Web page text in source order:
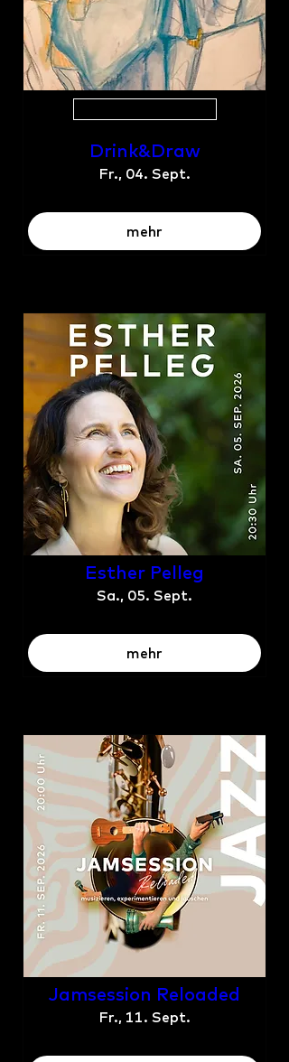
Drink&Draw
Fr., 04. Sept.
mehr
Esther Pelleg
Sa., 05. Sept.
mehr
Jamsession Reloaded
Fr., 11. Sept.